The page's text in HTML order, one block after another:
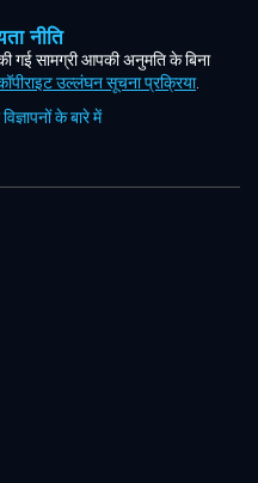
नीति
गई सामग्री आपकी अनुमति के बिना
उल्लंघन सूचना प्रक्रिया.
के बारे में